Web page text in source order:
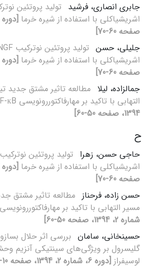
جابری انصاری، فرشید
اشریشیاکلی با استفاده از شیره خرما
صفحه 60-70]
جلیلی، حسن
اشریشیاکلی با استفاده از شیره خرما
صفحه 60-70]
جمالزاده، لیلا مطالعه تاثیر مشتق جدید
التهابی با تاکید بر مهارفاکتوررونویسی NF-кB
1394، صفحه 50-60]
ح
حاجی حسن، زهرا
اشریشیاکلی با استفاده از شیره خرما
صفحه 60-70]
حسن زاده، فرحناز مطالعه تاثیر مشتق
مسیر التهابی با تاکید بر مهارفاکتوررونویسی NF-кB
شماره 2، 1394، صفحه 50-60]
حسینخانی، سامان بررسی اثر حلال
گلیسرول بر ویژگی‌های سینتیکی آنزیم
لوسیفراز [دوره 6، شماره 2، 1394، صفحه 10-20]